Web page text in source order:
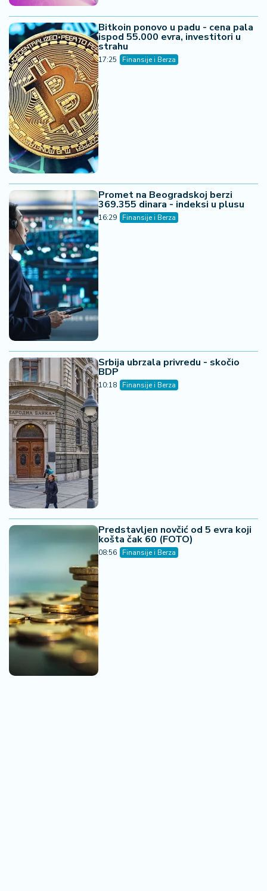
Bitkoin ponovo u padu - cena pala
ispod 55.000 evra, investitori u
strahu
17:25 Finansije i Berza
Promet na Beogradskoj berzi
369.355 dinara - indeksi u plusu
16:29 Finansije i Berza
Srbija ubrzala privredu - skočio
BDP
10:18 Finansije i Berza
Predstavljen novčić od 5 evra koji
košta čak 60 (FOTO)
08:56 Finansije i Berza